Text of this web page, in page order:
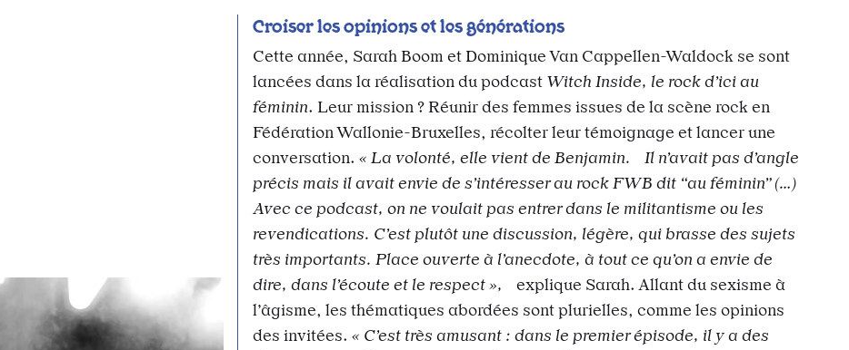
Croiser les opinions et les générations
Cette année, Sarah Boom et Dominique Van Cappellen-Waldock se sont
lancées dans la réalisation du podcast Witch Inside, le rock d’ici au
féminin. Leur mission ? Réunir des femmes issues de la scène rock en
Fédération Wallonie-Bruxelles, récolter leur témoignage et lancer une
conversation. « La volonté, elle vient de Benjamin. Il n’avait pas d’angle
précis mais il avait envie de s’intéresser au rock FWB dit “au féminin” (…)
Avec ce podcast, on ne voulait pas entrer dans le militantisme ou les
revendications. C’est plutôt une discussion, légère, qui brasse des sujets
très importants. Place ouverte à l’anecdote, à tout ce qu’on a envie de
dire, dans l’écoute et le respect », explique Sarah. Allant du sexisme à
l’âgisme, les thématiques abordées sont plurielles, comme les opinions
des invitées. « C’est très amusant : dans le premier épisode, il y a des